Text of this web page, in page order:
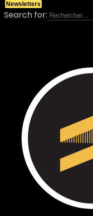
Search for:
Newsletters